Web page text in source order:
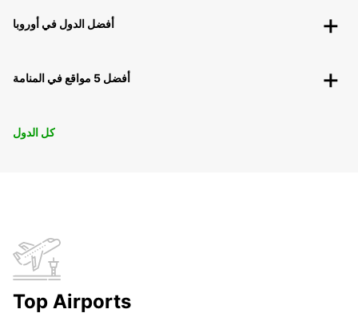
أفضل الدول في أوروبا
أفضل 5 مواقع في المنامة
كل الدول
Top Airports